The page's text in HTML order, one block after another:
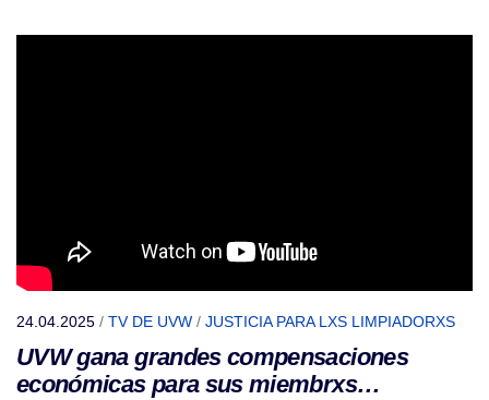
24.04.2025 / TV DE UVW / JUSTICIA PARA LXS LIMPIADORXS
UVW gana grandes compensaciones
económicas para sus miembrxs…